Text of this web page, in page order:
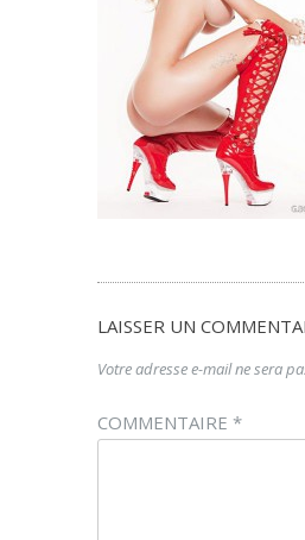
LAISSER UN
Votre adresse e-mail ne sera
COMMENTAIRE *